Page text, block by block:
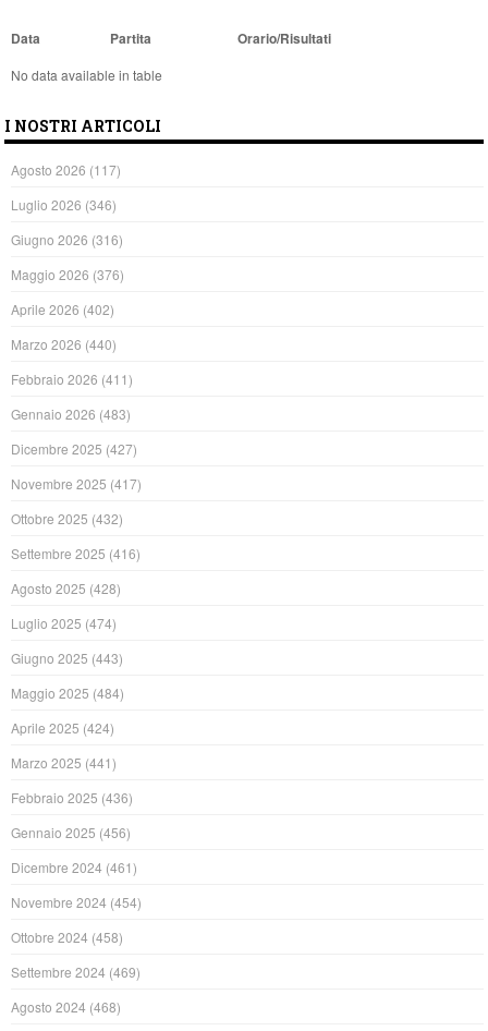
Data Partita Orario/Risultati
No data available in table
I NOSTRI ARTICOLI
Agosto 2026 (117)
Luglio 2026 (346)
Giugno 2026 (316)
Maggio 2026 (376)
Aprile 2026 (402)
Marzo 2026 (440)
Febbraio 2026 (411)
Gennaio 2026 (483)
Dicembre 2025 (427)
Novembre 2025 (417)
Ottobre 2025 (432)
Settembre 2025 (416)
Agosto 2025 (428)
Luglio 2025 (474)
Giugno 2025 (443)
Maggio 2025 (484)
Aprile 2025 (424)
Marzo 2025 (441)
Febbraio 2025 (436)
Gennaio 2025 (456)
Dicembre 2024 (461)
Novembre 2024 (454)
Ottobre 2024 (458)
Settembre 2024 (469)
Agosto 2024 (468)